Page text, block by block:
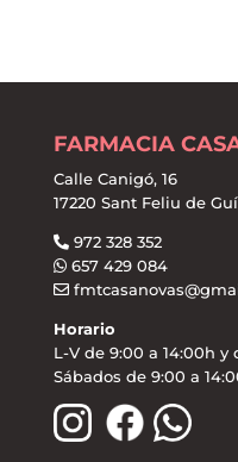
FARMACIA
Calle Canigó, 16
17220 Sant Feliu de
972 328 352
657 429 084
Horario
L-V de 9:00 a 14:00h y
Sábados de 9:00 a